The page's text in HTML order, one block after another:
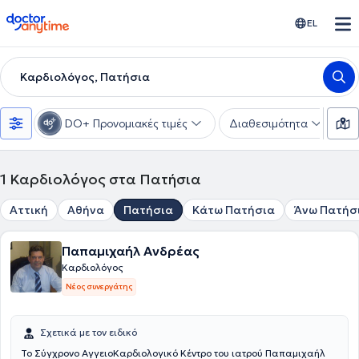
doctoranytime EL
Καρδιολόγος, Πατήσια
DO+ Προνομιακές τιμές Διαθεσιμότητα
1 Καρδιολόγος στα Πατήσια
Αττική Αθήνα Πατήσια Κάτω Πατήσια Άνω
Παπαμιχαήλ Ανδρέας
Καρδιολόγος
Νέος συνεργάτης
Σχετικά με τον ειδικό
Το Σύγχρονο ΑγγειοΚαρδιολογικό Κέντρο του ιατρού Παπαμιχαήλ